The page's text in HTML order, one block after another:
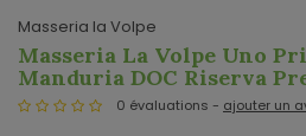
Masseria la Volpe
Masseria La Volpe Uno
Manduria DOC Riserva
0 évaluations - ajouter un